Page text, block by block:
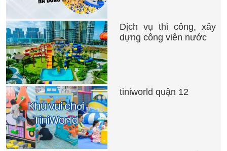
Dịch vụ thi công, xây
dựng công viên nước
tiniworld quận 12